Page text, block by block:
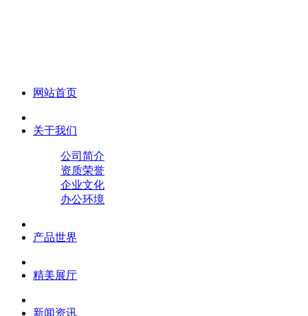
网站首页
关于我们
公司简介
资质荣誉
企业文化
办公环境
产品世界
精美展厅
新闻资讯